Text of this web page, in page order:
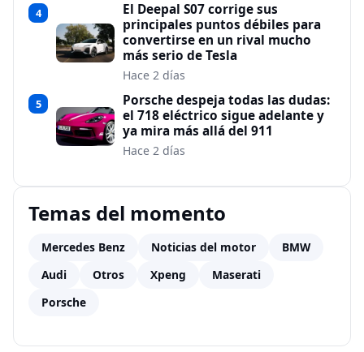
4
El Deepal S07 corrige sus
principales puntos débiles para
convertirse en un rival mucho
más serio de Tesla
Hace 2 días
5
Porsche despeja todas las dudas:
el 718 eléctrico sigue adelante y
ya mira más allá del 911
Hace 2 días
Temas del momento
Mercedes Benz Noticias del motor
BMW
Audi
Otros Xpeng
Maserati
Porsche